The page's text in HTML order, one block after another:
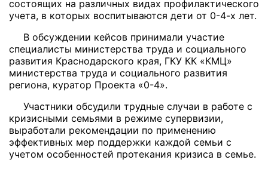
состоящих на различных видах профилактического
учета, в которых воспитываются дети от 0-4-х лет.
В обсуждении кейсов принимали участие
специалисты министерства труда и социального
развития Краснодарского края, ГКУ КК «КМЦ»
министерства труда и социального развития
региона, куратор Проекта «0-4».
Участники обсудили трудные случаи в работе с
кризисными семьями в режиме супервизии,
выработали рекомендации по применению
эффективных мер поддержки каждой семьи с
учетом особенностей протекания кризиса в семье.